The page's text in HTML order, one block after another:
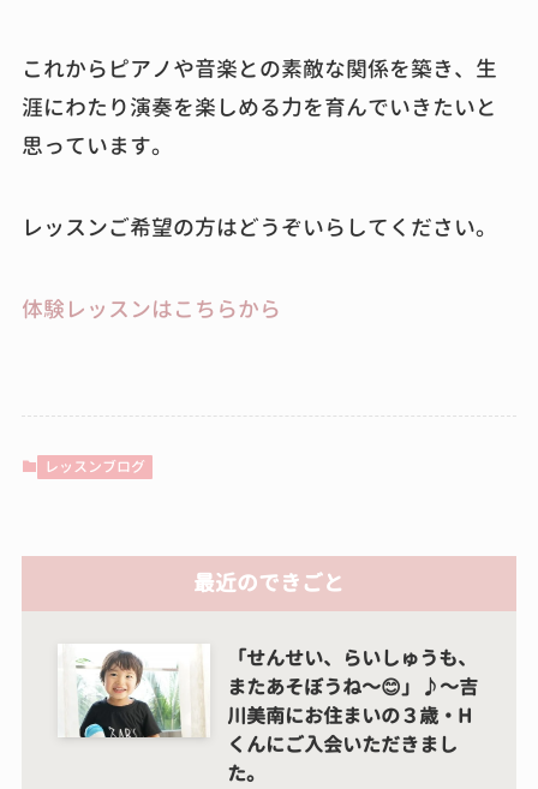
これからピアノや音楽との素敵な関係を築き、生
涯にわたり演奏を楽しめる力を育んでいきたいと
思っています。
レッスンご希望の方はどうぞいらしてください。
体験レッスンはこちらから
レッスンブログ
最近のできごと
「せんせい、らいしゅうも、
またあそぼうね～😊」♪～吉
川美南にお住まいの３歳・H
くんにご入会いただきまし
た。